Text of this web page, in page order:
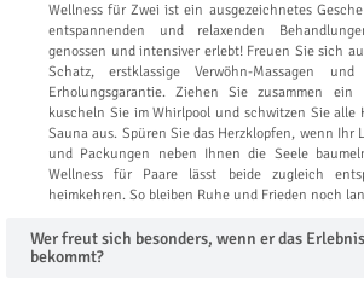
Wellness für Zwei ist ein ausgezeichnetes
entspannenden und relaxenden
genossen und intensiver erlebt! Freuen Sie sich
Schatz, erstklassige Verwöhn-Massagen
Erholungsgarantie. Ziehen Sie zusammen
kuscheln Sie im Whirlpool und schwitzen Sie alle
Sauna aus. Spüren Sie das Herzklopfen, wenn Ihr
und Packungen neben Ihnen die Seele
Wellness für Paare lässt beide zugleich
heimkehren. So bleiben Ruhe und Frieden noch
Wer freut sich besonders, wenn er das
bekommt?